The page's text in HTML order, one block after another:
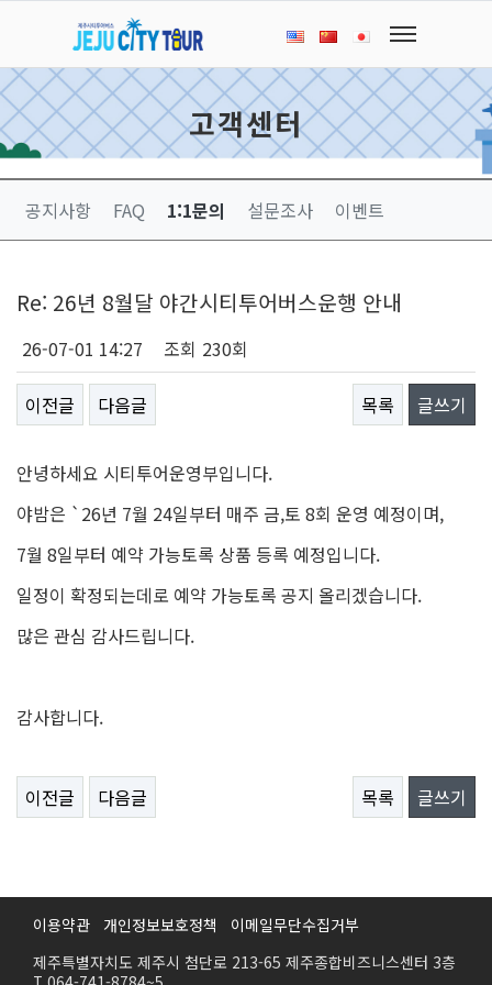
고객센터
공지사항 FAQ 1:1문의 설문조사 이벤트
Re: 26년 8월달 야간시티투어버스운행 안내
26-07-01 14:27 조회 230회
이전글 다음글 목록 글쓰기
안녕하세요 시티투어운영부입니다.
야밤은 `26년 7월 24일부터 매주 금,토 8회 운영 예정이며,
7월 8일부터 예약 가능토록 상품 등록 예정입니다.
일정이 확정되는데로 예약 가능토록 공지 올리겠습니다.
많은 관심 감사드립니다.
감사합니다.
이전글 다음글 목록 글쓰기
이용약관 개인정보보호정책
이메일무단수집거부
제주특별자치도 제주시 첨단로 213-65 제주종합비즈니스센터 3층